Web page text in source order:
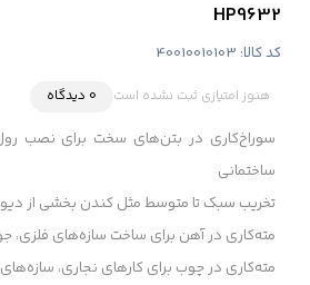
HP9632
کد کالا: 40010010103
هنوز امتیازی ثبت نشده است 0 دیدگاه
سوراخ‌کاری در بتن‌های سخت برای نصب
ساختمانی
تخریب سبک تا متوسط مثل کندن بخشی از
مته‌کاری در آهن برای ساخت سازه‌های فلزی،
مته‌کاری در چوب برای کارهای نجاری،